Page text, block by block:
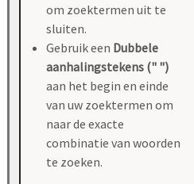
om zoektermen uit te
sluiten.
Gebruik een Dubbele
aanhalingstekens (" ")
aan het begin en einde
van uw zoektermen om
naar de exacte
combinatie van woorden
te zoeken.